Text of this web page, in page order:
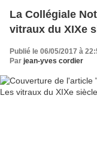
La Collégiale
vitraux du XIXe
Publié le 06/05/2017 à
Par jean-yves cordier